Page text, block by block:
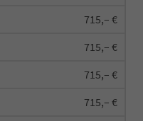
715,– €
715,– €
715,– €
715,– €